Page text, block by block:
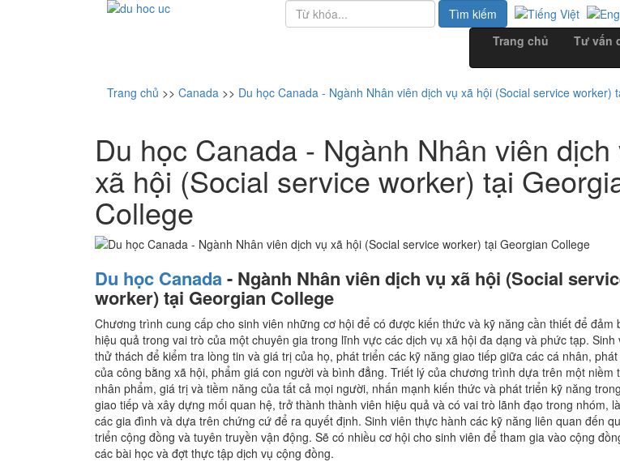
Trang chủ Tư vấn
Trang chủ >> Canada >> Du học Canada - Ngành Nhân viên dịch vụ xã hội (Social service worker)
Du học Canada - Ngành Nhân viên dịch
xã hội (Social service worker) tại
College
Du học Canada- Ngành Nhân viên dịch vụ xã hội (Social
worker) tại Georgian College
Chương trình cung cấp cho sinh viên những cơ hội để có được kiến thức và kỹ năng cần thiết để đảm
hiệu quả trong vai trò của một chuyên gia trong lĩnh vực các dịch vụ xã hội đa dạng và phức tạp. Sinh
thử thách để kiểm tra lòng tin và giá trị của họ, phát triển các kỹ năng giao tiếp giữa các cá nhân,
của công bằng xã hội, phẩm giá con người và bình đẳng. Triết lý của chương trình dựa trên một niềm
nhân phẩm, giá trị và tiềm năng của tất cả mọi người, nhấn mạnh kiến thức và phát triển kỹ năng
giao tiếp và xây dựng mối quan hệ, trở thành thành viên hiệu quả và có vai trò lãnh đạo trong nhóm,
các gia đình và dựa trên chứng cứ để ra quyết định. Sinh viên thực hành các kỹ năng liên quan đến
triển cộng đồng và tuyên truyền vận động. Sẽ có nhiều cơ hội cho sinh viên để tham gia vào cộng
các bài học và đợt thực tập dịch vụ cộng đồng.